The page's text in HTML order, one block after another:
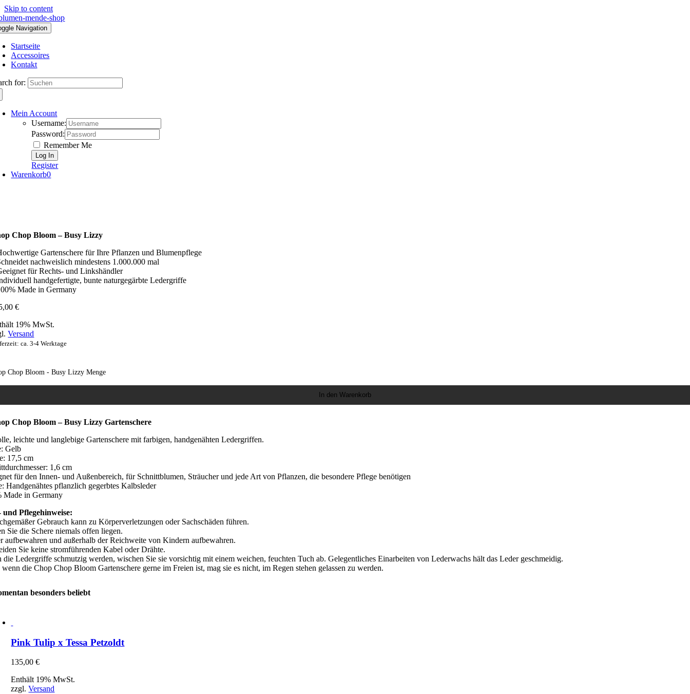
Skip to content
Navigation
Startseite
Accessoires
Kontakt
for:
Mein Account
Username:
Password:
Remember Me
Register
Warenkorb0
Chop Bloom – Busy Lizzy
Gartenschere für Ihre Pflanzen und Blumenpflege
nachweislich mindestens 1.000.000 mal
für Rechts- und Linkshändler
handgefertigte, bunte naturgegärbte Ledergriffe
Made in Germany
€
19% MwSt.
Versand
ca. 3-4 Werktage
Chop Bloom - Busy Lizzy Menge
In den Warenkorb
Chop Bloom – Busy Lizzy Gartenschere
leichte und langlebige Gartenschere mit farbigen, handgenähten Ledergriffen.
Gelb
17,5 cm
1,6 cm
für den Innen- und Außenbereich, für Schnittblumen, Sträucher und jede Art von Pflanzen, die besondere Pflege benötigen
Handgenähtes pflanzlich gegerbtes Kalbsleder
Made in Germany
und Pflegehinweise:
Gebrauch kann zu Körperverletzungen oder Sachschäden führen.
Sie die Schere niemals offen liegen.
aufbewahren und außerhalb der Reichweite von Kindern aufbewahren.
Sie keine stromführenden Kabel oder Drähte.
die Ledergriffe schmutzig werden, wischen Sie sie vorsichtig mit einem weichen, feuchten Tuch ab. Gelegentliches Einarbeiten von Lederwachs hält das Leder geschmeidig.
die Chop Chop Bloom Gartenschere gerne im Freien ist, mag sie es nicht, im Regen stehen gelassen zu werden.
besonders beliebt
Pink Tulip x Tessa Petzoldt
135,00€
Enthält 19% MwSt.
zzgl.Versand